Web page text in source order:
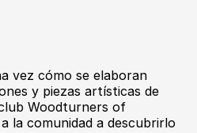
vez cómo se elaboran
y piezas artísticas de
Woodturners of
la comunidad a descubrirlo